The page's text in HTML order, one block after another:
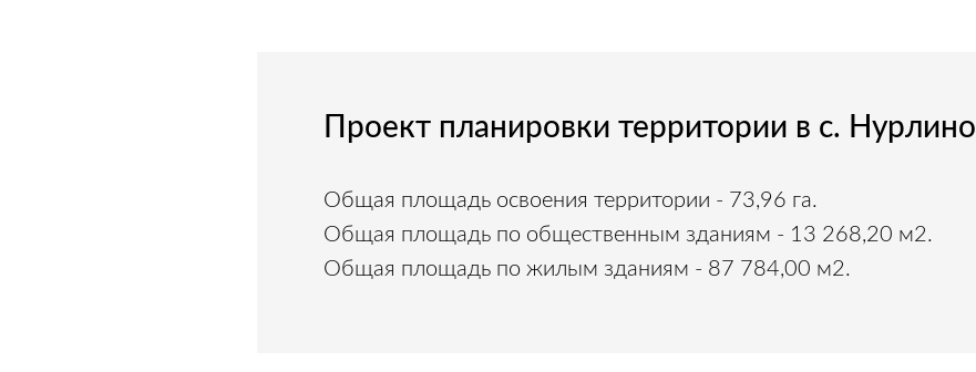
Проект планировки территории в с. Нурлино
Общая площадь освоения территории - 73,96 га.
Общая площадь по общественным зданиям - 13 268,20 м2.
Общая площадь по жилым зданиям - 87 784,00 м2.